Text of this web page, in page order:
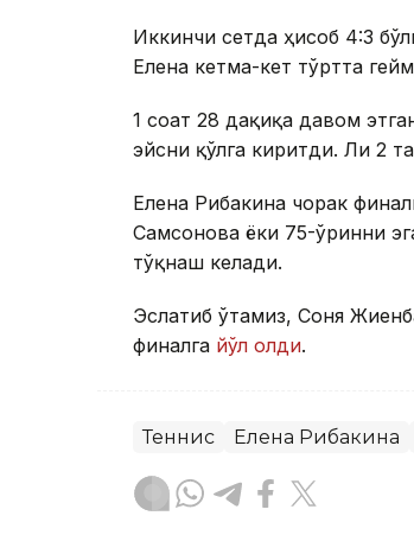
Иккинчи сетда ҳисоб 4:3
Елена кетма-кет тўртта
1 соат 28 дақиқа давом
эйсни қўлга киритди. Ли 2
Елена Рибакина чорак
Самсонова ёки 75-ўринни
тўқнаш келади.
Эслатиб ўтамиз, Соня
финалга йўл олди.
Теннис Елена Рибакина